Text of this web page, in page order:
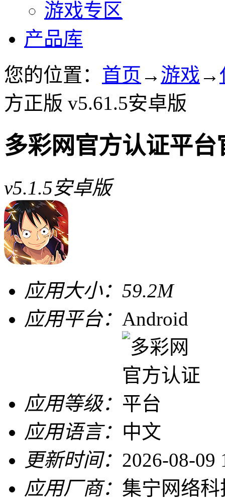
游戏专区
产品库
您的位置： 首页 → 游戏 →
方正版 v5.61.5安卓版
多彩网官方认证平台
v5.1.5安卓版
应用大小： 59.2M
应用平台： Android
应用等级：
应用语言： 中文
更新时间： 2026-08-09
应用厂商： 集宁网络